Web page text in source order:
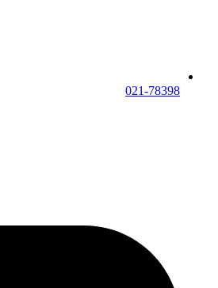
021-78398